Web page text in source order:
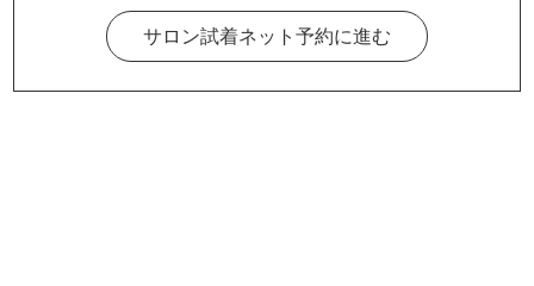
サロン試着ネット予約に進む